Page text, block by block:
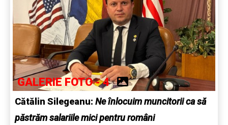
GALERIE FOTO - 4
Cătălin Silegeanu: Ne înlocuim muncitorii ca să
păstrăm salariile mici pentru români